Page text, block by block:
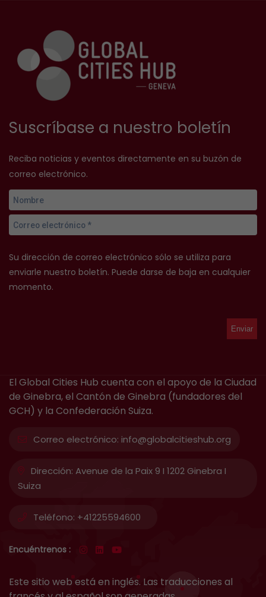
Suscríbase a nuestro boletín
Reciba noticias y eventos directamente en su buzón de
correo electrónico.
Su dirección de correo electrónico sólo se utiliza para
enviarle nuestro boletín. Puede darse de baja en cualquier
momento.
El Global Cities Hub cuenta con el apoyo de la Ciudad
de Ginebra, el Cantón de Ginebra (fundadores del
GCH) y la Confederación Suiza.
Correo electrónico: info@globalcitieshub.org
Dirección: Avenue de la Paix 9 I 1202 Ginebra I
Suiza
Teléfono: +41225594600
Encuéntrenos :
Este sitio web está en inglés. Las traducciones al